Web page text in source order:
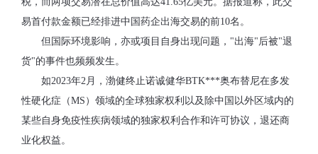
易首付款金额已经排进中国药企出海交易的前10名。
但国际环境影响，亦或项目自身出现问题，"出海"后被"退
货"的事件也频频发生。
如2023年2月，渤健终止诺诚健华BTK***奥布替尼在多发
性硬化症（MS）领域的全球独家权利以及除中国以外区域内的
某些自身免疫性疾病领域的独家权利合作和许可协议，退还商
业化权益。